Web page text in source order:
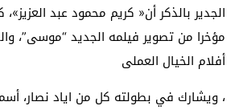
الجدير بالذكر أن« كريم محمود عبد
مؤخرا من تصوير فيلمه الجديد “موسى”،
أفلام الخيال العملى
، ويشارك في بطولته كل من اياد نصار،